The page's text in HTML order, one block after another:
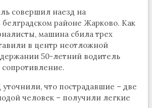
совершил наезд на
районе Жарково. Как
машина сбила трех
в центр неотложной
50-летний водитель
что пострадавшие – две
человек – получили легкие